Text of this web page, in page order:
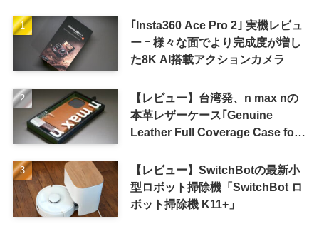
｢Insta360 Ace Pro 2｣ 実機レビュ
ー ｰ 様々な面でより完成度が増し
た8K AI搭載アクションカメラ
【レビュー】台湾発、n max nの
本革レザーケース｢Genuine
Leather Full Coverage Case for
【レビュー】SwitchBotの最新小
型ロボット掃除機「SwitchBot ロ
ボット掃除機 K11+」